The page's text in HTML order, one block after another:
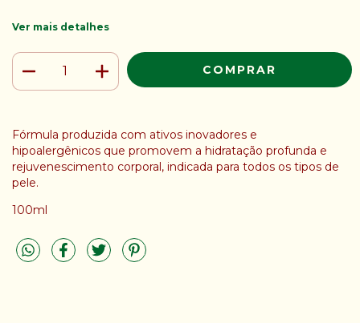
Ver mais detalhes
Fórmula produzida com ativos inovadores e
hipoalergênicos que promovem a hidratação profunda e
rejuvenescimento corporal, indicada para todos os tipos de
pele.
100ml